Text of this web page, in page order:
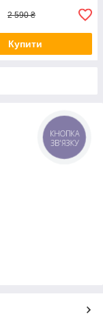
2 590 ₴
Купити
КНОПКА
ЗВ'ЯЗКУ